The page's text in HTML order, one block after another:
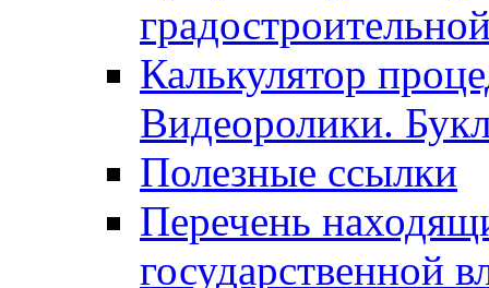
Калькулятор
Видеоролики.
Полезные ссылки
Перечень
государственной